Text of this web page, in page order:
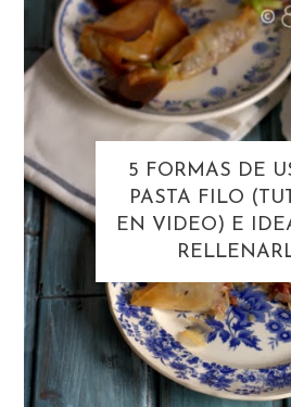
5 FORMAS DE
PASTA FILO
EN VIDEO) E